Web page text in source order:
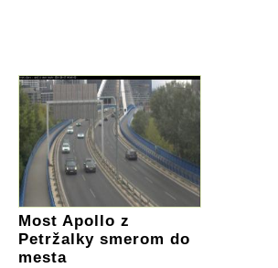
Most Apollo z
Petržalky smerom do
mesta